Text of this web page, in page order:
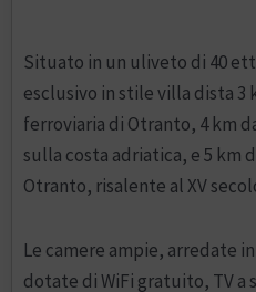
Situato in un uliveto di 40
esclusivo in stile villa dista 3
ferroviaria di Otranto, 4 km
sulla costa adriatica, e 5 km
Otranto, risalente al XV
Le camere ampie, arredate
dotate di WiFi gratuito, TV